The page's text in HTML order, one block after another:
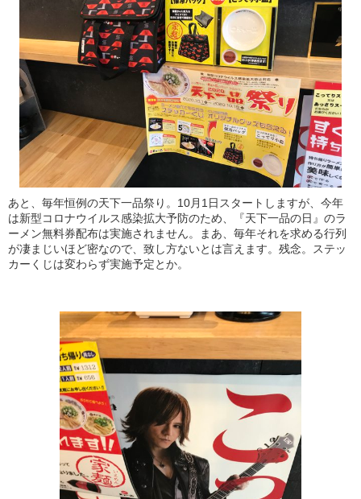
あと、毎年恒例の天下一品祭り。10月1日スタートしますが、今年
は新型コロナウイルス感染拡大予防のため、『天下一品の日』のラ
ーメン無料券配布は実施されません。まあ、毎年それを求める行列
が凄まじいほど密なので、致し方ないとは言えます。残念。ステッ
カーくじは変わらず実施予定とか。